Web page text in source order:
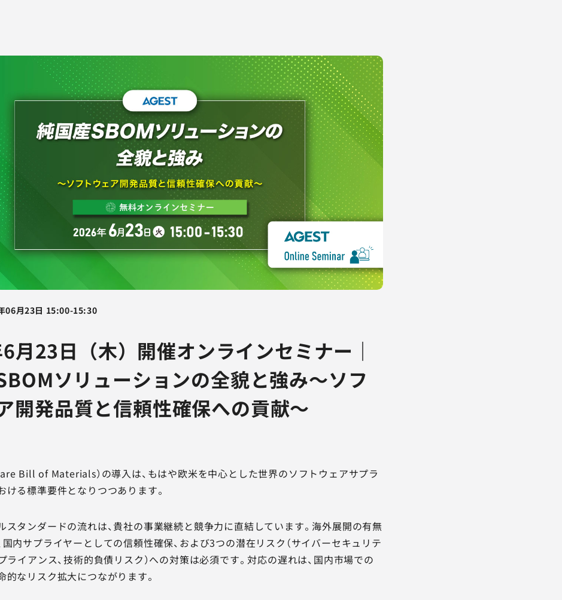
06月23日 15:00-15:30
月23日（木）開催オンラインセミナー｜
ソリューションの全貌と強み～ソフ
開発品質と信頼性確保への貢献～
Bill of Materials）の導入は、もはや欧米を中心とした世界のソフトウェアサプラ
ける標準要件となりつつあります。
スタンダードの流れは、貴社の事業継続と競争力に直結しています。海外展開の有無
国内サプライヤーとしての信頼性確保、および3つの潜在リスク（サイバーセキュリテ
プライアンス、技術的負債リスク）への対策は必須です。対応の遅れは、国内市場での
的なリスク拡大につながります。